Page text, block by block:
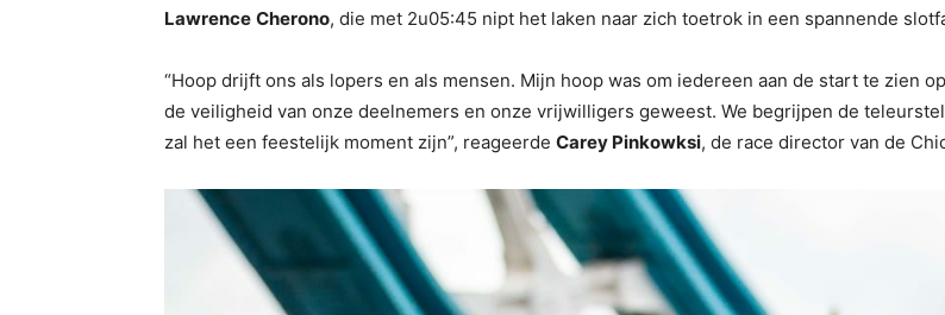
Lawrence Cherono, die met 2u05:45 nipt het laken naar zich toetrok in een spannende
“Hoop drijft ons als lopers en als mensen. Mijn hoop was om iedereen aan de start te zien
de veiligheid van onze deelnemers en onze vrijwilligers geweest. We begrijpen de
zal het een feestelijk moment zijn”, reageerde Carey Pinkowksi, de race director van de